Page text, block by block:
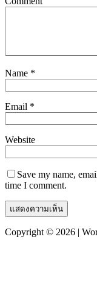
Name *
Email *
Website
Save my name,
time I comment.
Copyright © 2026 |